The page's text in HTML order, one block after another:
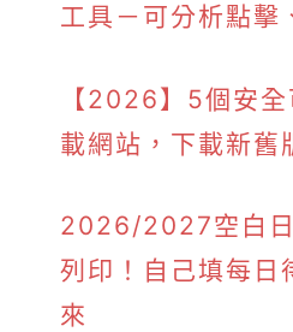
工具－可分析點擊
【2026】5個安
載網站，下載新舊
2026/2027空白
列印！自己填每日
來